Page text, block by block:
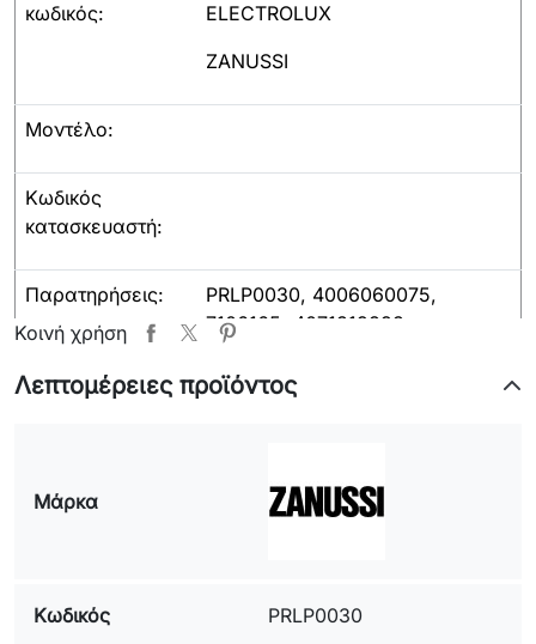
κωδικός:
ELECTROLUX
ZANUSSI
Μοντέλο:
Κωδικός
κατασκευαστή:
Παρατηρήσεις:
PRLP0030, 4006060075,
7106165, 4071319893
Κοινή χρήση
Λεπτομέρειες προϊόντος
Μάρκα
Κωδικός PRLP0030